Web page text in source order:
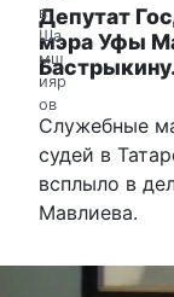
Депутат
мэра Уфы
Служебные
судей в
всплыло в
Мавлиева.